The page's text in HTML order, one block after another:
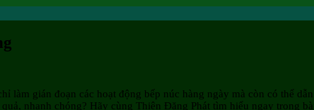
gián đoạn các hoạt động bếp núc hàng ngày mà còn có thể
nhanh chóng? Hãy cùng Thiên Đăng Phát tìm hiểu ngay trong